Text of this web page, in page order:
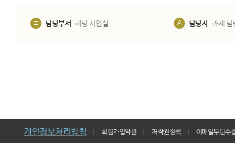
담당부서 해당 사업실 담당자 과제 담
개인정보처리방침 회원가입약관 저작권정책 이메일무단수